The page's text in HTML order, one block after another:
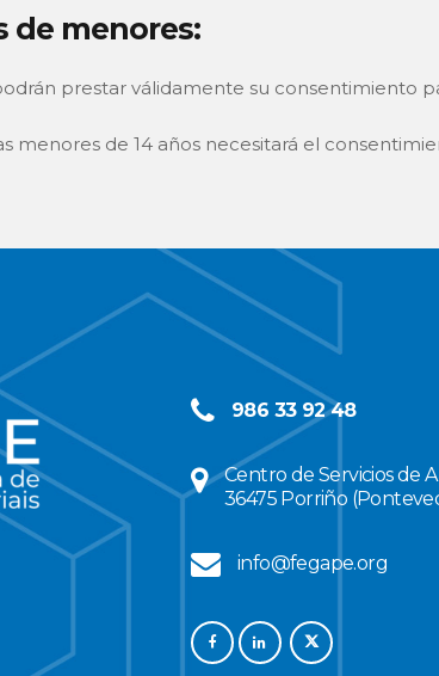
de menores:
prestar válidamente su consentimiento
menores de 14 años necesitará el
986 33 92 48
Centro de Servicios de A
36475 Porriño
info@fegape.org